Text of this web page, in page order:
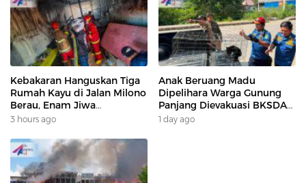
Kebakaran Hanguskan Tiga
Rumah Kayu di Jalan Milono
Berau, Enam Jiwa
Terdampak
3 hours ago
Anak Beruang Madu
Dipelihara Warga Gunung
Panjang Dievakuasi BKSDA
Dan DAMKAR
1 day ago